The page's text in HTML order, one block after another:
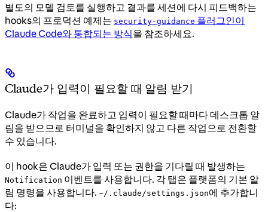
별도의 모델 검토를 실행하고 결과를 세션에 다시 피드백하는
hooks의 프로덕션 예제는 security-guidance 플러그인이
Claude Code와 통합되는 방식을 참조하세요.
Claude가 입력이 필요할 때 알림 받기
Claude가 작업을 완료하고 입력이 필요할 때마다 데스크톱 알
림을 받으므로 터미널을 확인하지 않고 다른 작업으로 전환할
수 있습니다.
이 hook은 Claude가 입력 또는 권한을 기다릴 때 발생하는
Notification 이벤트를 사용합니다. 각 탭은 플랫폼의 기본 알
림 명령을 사용합니다. ~/.claude/settings.json에 추가합니
다: